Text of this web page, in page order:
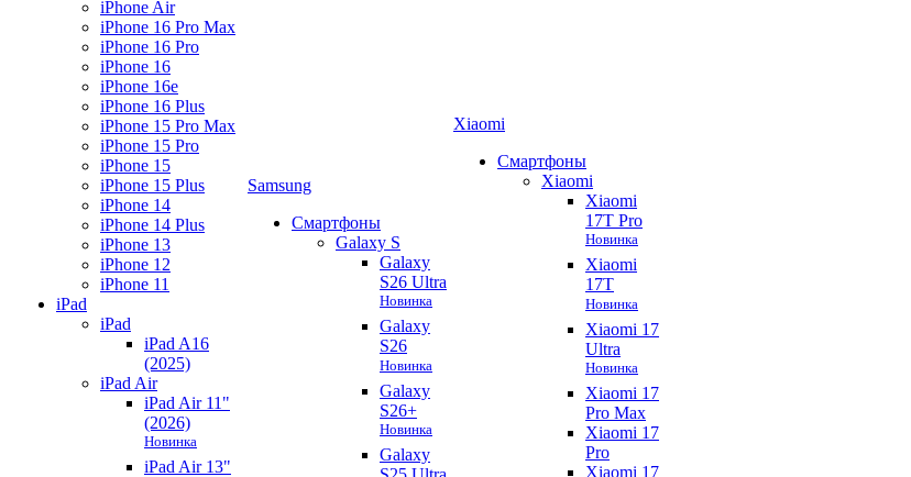
iPhone Air
iPhone 16 Pro Max
iPhone 16 Pro
iPhone 16
iPhone 16e
iPhone 16 Plus
iPhone 15 Pro Max
iPhone 15 Pro
iPhone 15
iPhone 15 Plus
iPhone 14
iPhone 14 Plus
iPhone 13
iPhone 12
iPhone 11
iPad
iPad
iPad A16
(2025)
iPad Air
iPad Air 11"
(2026)
Новинка
iPad Air 13"
Samsung
Смартфоны
Galaxy S
Galaxy
S26 Ultra
Новинка
Galaxy
S26
Новинка
Galaxy
S26+
Новинка
Galaxy
Xiaomi
Смартфоны
Xiaomi
Xiaomi
17T Pro
Новинка
Xiaomi
17T
Новинка
Xiaomi 17
Ultra
Новинка
Xiaomi 17
Pro Max
Xiaomi 17
Pro
Xiaomi 17